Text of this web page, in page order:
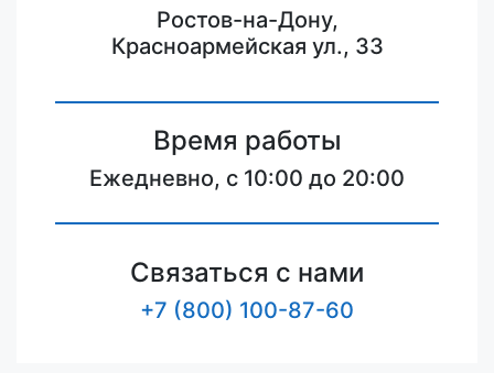
Ростов-на-Дону,
Красноармейская ул., 33
Время работы
Ежедневно, с 10:00 до 20:00
Связаться с нами
+7 (800) 100-87-60